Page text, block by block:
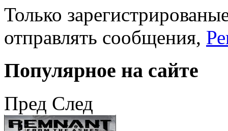
Только
отправлять сообщения,
Популярное на сайте
Пред След